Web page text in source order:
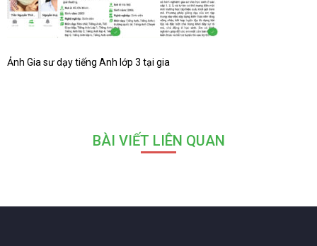
Ảnh Gia sư dạy tiếng Anh lớp 3 tại gia
BÀI VIẾT LIÊN QUAN